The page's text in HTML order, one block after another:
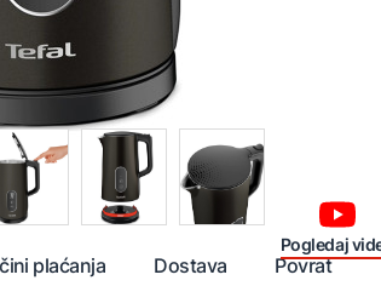
Pogledaj
plaćanja Dostava Povrat